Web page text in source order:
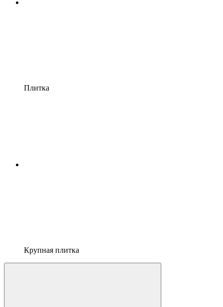
Плитка
Крупная плитка